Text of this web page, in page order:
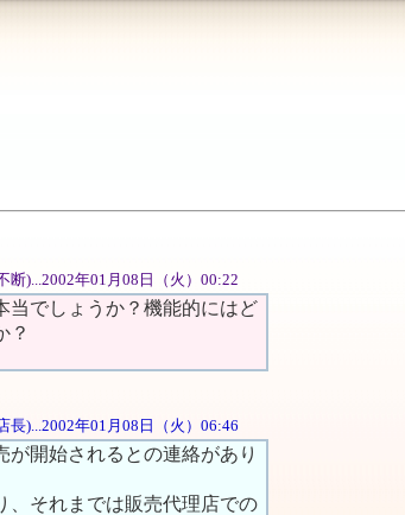
断)...2002年01月08日（火）00:22
当でしょうか？機能的にはど
？
長)...2002年01月08日（火）06:46
開始されるとの連絡があり
、それまでは販売代理店での